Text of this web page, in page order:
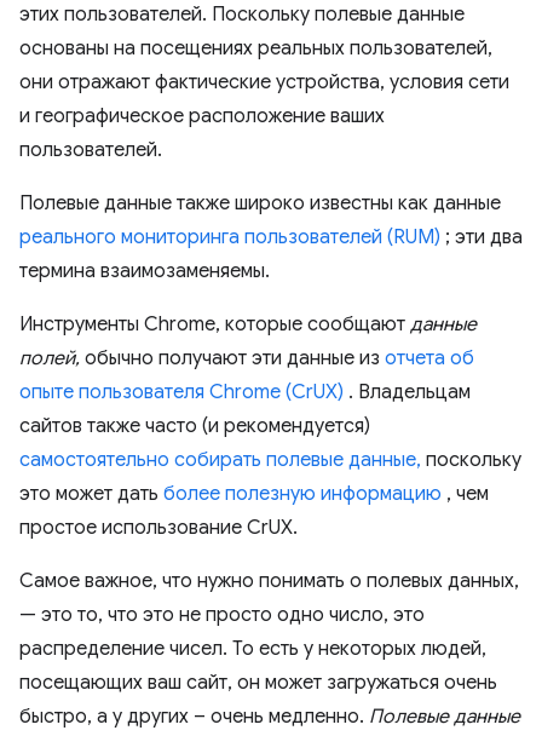
этих пользователей. Поскольку полевые данные
основаны на посещениях реальных пользователей,
они отражают фактические устройства, условия сети
и географическое расположение ваших
пользователей.
Полевые данные также широко известны как данные
реального мониторинга пользователей (RUM) ; эти два
термина взаимозаменяемы.
Инструменты Chrome, которые сообщают данные
полей, обычно получают эти данные из отчета об
опыте пользователя Chrome (CrUX) . Владельцам
сайтов также часто (и рекомендуется)
самостоятельно собирать полевые данные, поскольку
это может дать более полезную информацию , чем
простое использование CrUX.
Самое важное, что нужно понимать о полевых данных,
— это то, что это не просто одно число, это
распределение чисел. То есть у некоторых людей,
посещающих ваш сайт, он может загружаться очень
быстро, а у других – очень медленно. Полевые данные